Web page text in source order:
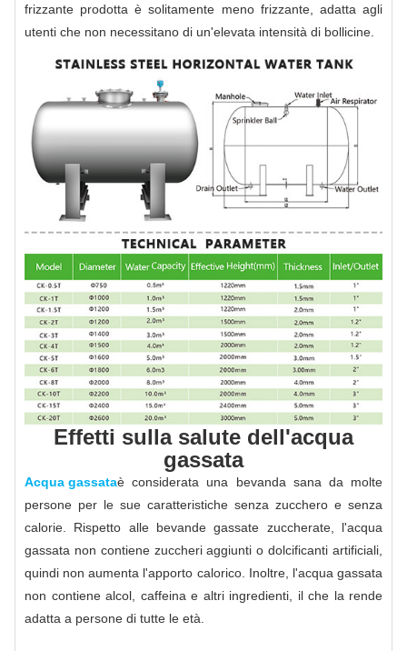
frizzante prodotta è solitamente meno frizzante, adatta agli
utenti che non necessitano di un'elevata intensità di bollicine.
Effetti sulla salute dell'acqua
gassata
Acqua gassataè considerata una bevanda sana da molte
persone per le sue caratteristiche senza zucchero e senza
calorie. Rispetto alle bevande gassate zuccherate, l'acqua
gassata non contiene zuccheri aggiunti o dolcificanti artificiali,
quindi non aumenta l'apporto calorico. Inoltre, l'acqua gassata
non contiene alcol, caffeina e altri ingredienti, il che la rende
adatta a persone di tutte le età.